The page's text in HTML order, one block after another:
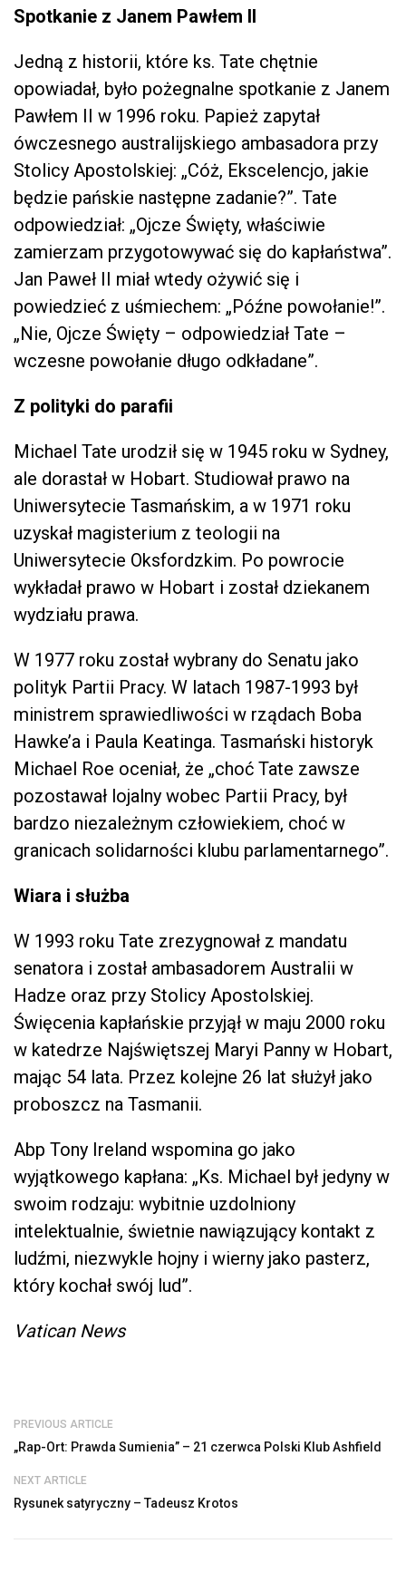
Spotkanie z Janem Pawłem II
Jedną z historii, które ks. Tate chętnie
opowiadał, było pożegnalne spotkanie z Janem
Pawłem II w 1996 roku. Papież zapytał
ówczesnego australijskiego ambasadora przy
Stolicy Apostolskiej: „Cóż, Ekscelencjo, jakie
będzie pańskie następne zadanie?”. Tate
odpowiedział: „Ojcze Święty, właściwie
zamierzam przygotowywać się do kapłaństwa”.
Jan Paweł II miał wtedy ożywić się i
powiedzieć z uśmiechem: „Późne powołanie!”.
„Nie, Ojcze Święty – odpowiedział Tate –
wczesne powołanie długo odkładane”.
Z polityki do parafii
Michael Tate urodził się w 1945 roku w Sydney,
ale dorastał w Hobart. Studiował prawo na
Uniwersytecie Tasmańskim, a w 1971 roku
uzyskał magisterium z teologii na
Uniwersytecie Oksfordzkim. Po powrocie
wykładał prawo w Hobart i został dziekanem
wydziału prawa.
W 1977 roku został wybrany do Senatu jako
polityk Partii Pracy. W latach 1987-1993 był
ministrem sprawiedliwości w rządach Boba
Hawke’a i Paula Keatinga. Tasmański historyk
Michael Roe oceniał, że „choć Tate zawsze
pozostawał lojalny wobec Partii Pracy, był
bardzo niezależnym człowiekiem, choć w
granicach solidarności klubu parlamentarnego”.
Wiara i służba
W 1993 roku Tate zrezygnował z mandatu
senatora i został ambasadorem Australii w
Hadze oraz przy Stolicy Apostolskiej.
Święcenia kapłańskie przyjął w maju 2000 roku
w katedrze Najświętszej Maryi Panny w Hobart,
mając 54 lata. Przez kolejne 26 lat służył jako
proboszcz na Tasmanii.
Abp Tony Ireland wspomina go jako
wyjątkowego kapłana: „Ks. Michael był jedyny w
swoim rodzaju: wybitnie uzdolniony
intelektualnie, świetnie nawiązujący kontakt z
ludźmi, niezwykle hojny i wierny jako pasterz,
który kochał swój lud”.
Vatican News
PREVIOUS ARTICLE
„Rap-Ort: Prawda Sumienia” – 21 czerwca Polski Klub Ashfield
NEXT ARTICLE
Rysunek satyryczny – Tadeusz Krotos